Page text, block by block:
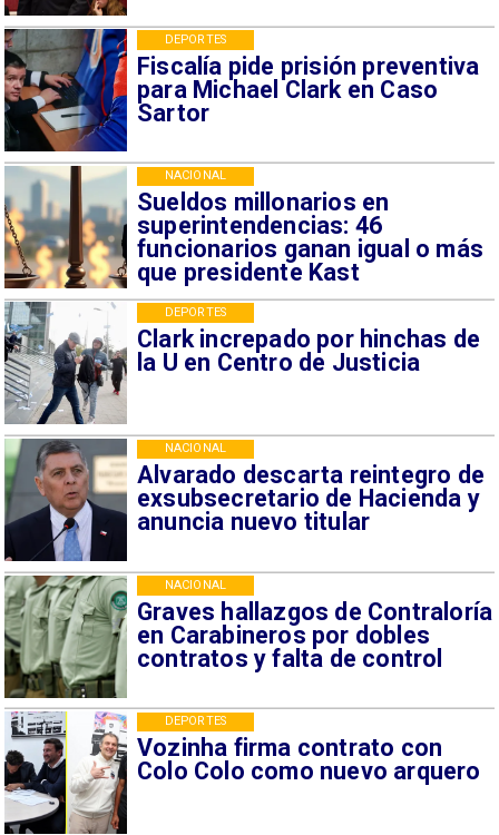
Fiscalía pide prisión preventiva
para Michael Clark en Caso
Sartor
DEPORTES
Sueldos millonarios en
superintendencias: 46
funcionarios ganan igual o más
que presidente Kast
NACIONAL
Clark increpado por hinchas de
la U en Centro de Justicia
DEPORTES
Alvarado descarta reintegro de
exsubsecretario de Hacienda y
anuncia nuevo titular
NACIONAL
Graves hallazgos de Contraloría
en Carabineros por dobles
contratos y falta de control
NACIONAL
Vozinha firma contrato con
Colo Colo como nuevo arquero
DEPORTES